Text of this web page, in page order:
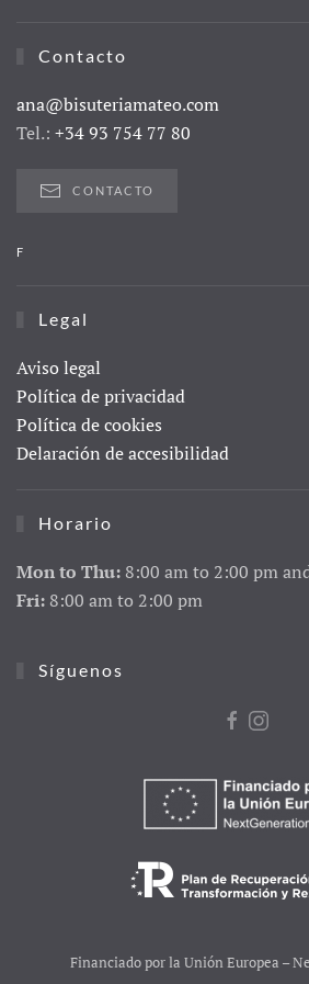
Contacto
ana@bisuteriamateo.com
Tel.: +34 93 754 77 80
CONTACTO
F
Legal
Aviso legal
Política de privacidad
Política de cookies
Delaración de accesibilidad
Horario
Mon to Thu: 8:00 am to 2:00 pm
Fri: 8:00 am to 2:00 pm
Síguenos
Financiado por la Unión Europea –